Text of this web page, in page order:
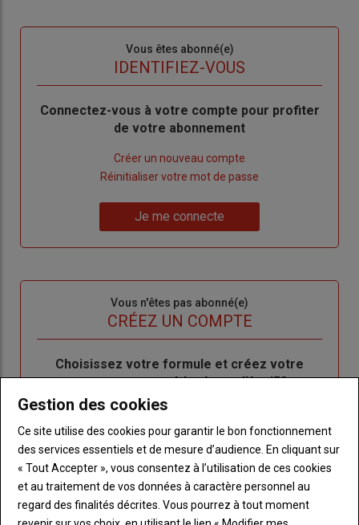
Vous êtes abonné(e)
IDENTIFIEZ-VOUS
Body
Connectez-vous à votre compte pour profiter
de votre abonnement
Créer un nouveau compte
de
Réinitialiser votre mot de passe
me
Je me connecte
Vous n'êtes pas abonné(e)
CRÉEZ UN COMPTE
BodyChoisissez votre formule et créez votre
compte pour accéder à tout l'Agri53.
LES PLUS LUS
Gestion des cookies
Ce site utilise des cookies pour garantir le bon fonctionnement
des services essentiels et de mesure d’audience. En cliquant sur
« Tout Accepter », vous consentez à l’utilisation de ces cookies
et au traitement de vos données à caractère personnel au
regard des finalités décrites. Vous pourrez à tout moment